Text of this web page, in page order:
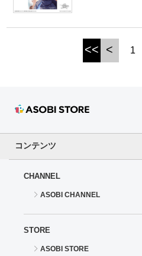
<< < 1
コンテンツ
CHANNEL
ASOBI CHANNEL
STORE
ASOBI STORE